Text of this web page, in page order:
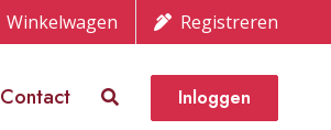
Winkelwagen Registreren
Contact Inloggen